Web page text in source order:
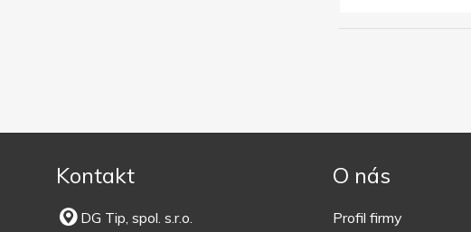
Kontakt
DG Tip, spol. s.r.o.
O nás
Profil firmy